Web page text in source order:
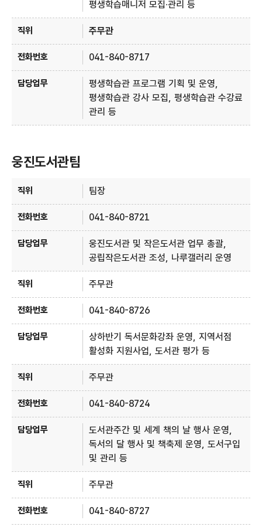
평생학습매니저 모집·관리 등
주무관
041-840-8717
평생학습관 프로그램 기획 및 운영,
평생학습관 강사 모집, 평생학습관 수강료
관리 등
웅진도서관팀
팀장
041-840-8721
웅진도서관 및 작은도서관 업무 총괄,
공립작은도서관 조성, 나루갤러리 운영
주무관
041-840-8726
상하반기 독서문화강좌 운영, 지역서점
활성화 지원사업, 도서관 평가 등
주무관
041-840-8724
도서관주간 및 세계 책의 날 행사 운영,
독서의 달 행사 및 책축제 운영, 도서구입
및 관리 등
주무관
041-840-8727